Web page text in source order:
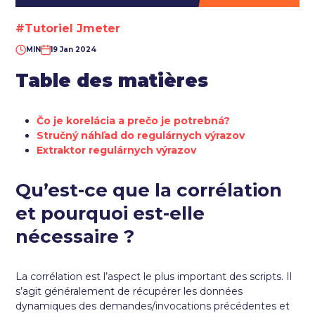
#Tutoriel Jmeter
MIN 19 Jan 2024
Table des matières
Čo je korelácia a prečo je potrebná?
Stručný náhľad do regulárnych výrazov
Extraktor regulárnych výrazov
Qu’est-ce que la corrélation
et pourquoi est-elle
nécessaire ?
La corrélation est l’aspect le plus important des scripts. Il
s’agit généralement de récupérer les données
dynamiques des demandes/invocations précédentes et